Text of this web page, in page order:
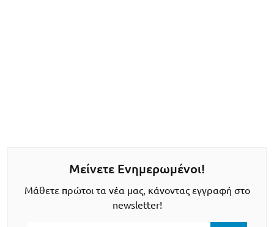
Μείνετε Ενημερωμένοι!
Μάθετε πρώτοι τα νέα μας, κάνοντας εγγραφή στο
newsletter!